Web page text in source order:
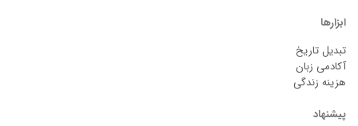
ابزارها
تبدیل تاریخ
آکادمی زبان
هزینه زندگی
پیشنهاد